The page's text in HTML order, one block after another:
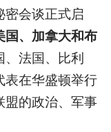
密会谈正式启
国、加拿大和布
、法国、比利
表在华盛顿举行
盟的政治、军事